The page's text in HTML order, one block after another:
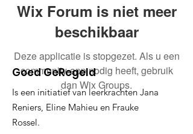
Wix Forum is niet meer
beschikbaar
Deze applicatie is stopgezet. Als u een
community-app nodig heeft, gebruik
dan Wix Groups.
Goed GeRegeld
Is een initiatief van leerkrachten Jana
Reniers, Eline Mahieu en Frauke
Rossel.